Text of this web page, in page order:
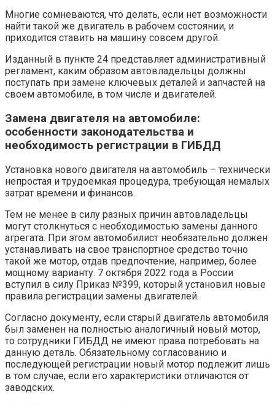
Многие сомневаются, что делать, если нет возможности
найти такой же двигатель в рабочем состоянии, и
приходится ставить на машину совсем другой.
Изданный в пункте 24 представляет административный
регламент, каким образом автовладельцы должны
поступать при замене ключевых деталей и запчастей на
своем автомобиле, в том числе и двигателей.
Замена двигателя на автомобиле:
особенности законодательства и
необходимость регистрации в ГИБДД
Установка нового двигателя на автомобиль – технически
непростая и трудоемкая процедура, требующая немалых
затрат времени и финансов.
Тем не менее в силу разных причин автовладельцы
могут столкнуться с необходимостью замены данного
агрегата. При этом автомобилист необязательно должен
устанавливать на свое транспортное средство точно
такой же мотор, отдав предпочтение, например, более
мощному варианту. 7 октября 2022 года в России
вступил в силу Приказ №399, который установил новые
правила регистрации замены двигателей.
Согласно документу, если старый двигатель автомобиля
был заменен на полностью аналогичный новый мотор,
то сотрудники ГИБДД не имеют права потребовать на
данную деталь. Обязательному согласованию и
последующей регистрации новый мотор подлежит лишь
в том случае, если его характеристики отличаются от
заводских.